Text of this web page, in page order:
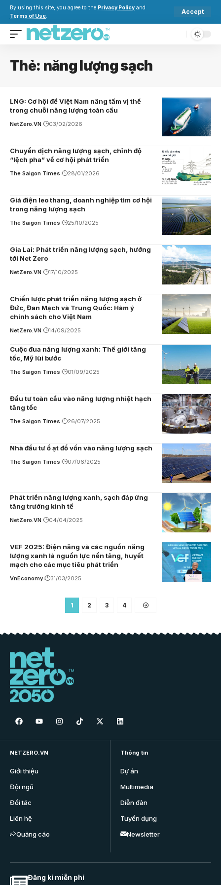
By using this site, you agree to the Privacy Policy and
Terms of Use.
Accept
Thẻ: năng lượng sạch
LNG: Cơ hội để Việt Nam nâng tầm vị thế
trong chuỗi năng lượng toàn cầu
NetZero.VN 03/02/2026
Chuyển dịch năng lượng sạch, chỉnh độ
“lệch pha” về cơ hội phát triển
The Saigon Times 28/01/2026
Giá điện leo thang, doanh nghiệp tìm cơ hội
trong năng lượng sạch
The Saigon Times 25/10/2025
Gia Lai: Phát triển năng lượng sạch, hướng
tới Net Zero
NetZero.VN 17/10/2025
Chiến lược phát triển năng lượng sạch ở
Đức, Đan Mạch và Trung Quốc: Hàm ý
chính sách cho Việt Nam
NetZero.VN 14/09/2025
Cuộc đua năng lượng xanh: Thế giới tăng
tốc, Mỹ lùi bước
The Saigon Times 01/09/2025
Đầu tư toàn cầu vào năng lượng nhiệt hạch
tăng tốc
The Saigon Times 26/07/2025
Nhà đầu tư ồ ạt đổ vốn vào năng lượng sạch
The Saigon Times 07/06/2025
Phát triển năng lượng xanh, sạch đáp ứng
tăng trưởng kinh tế
NetZero.VN 04/04/2025
VEF 2025: Điện năng và các nguồn năng
lượng xanh là nguồn lực nền tảng, huyết
mạch cho các mục tiêu phát triển
VnEconomy 31/03/2025
1 2 3 4
NETZERO.VN
Giới thiệu
Đội ngũ
Đối tác
Liên hệ
Quảng cáo
Thông tin
Dự án
Multimedia
Diễn đàn
Tuyển dụng
Newsletter
Đăng kí miễn phí